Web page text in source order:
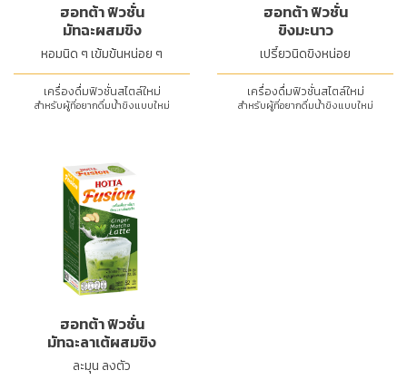
ฮอทต้า ฟิวชั่น
มัทฉะผสมขิง
หอมนิด ๆ เข้มข้นหน่อย ๆ
เครื่องดื่มฟิวชั่นสไตล์ใหม่
สำหรับผู้ที่อยากดื่มน้ำขิงแบบใหม่
ฮอทต้า ฟิวชั่น
ขิงมะนาว
เปรี้ยวนิดขิงหน่อย
เครื่องดื่มฟิวชั่นสไตล์ใหม่
สำหรับผู้ที่อยากดื่มน้ำขิงแบบใหม่
ฮอทต้า ฟิวชั่น
มัทฉะลาเต้ผสมขิง
ละมุน ลงตัว